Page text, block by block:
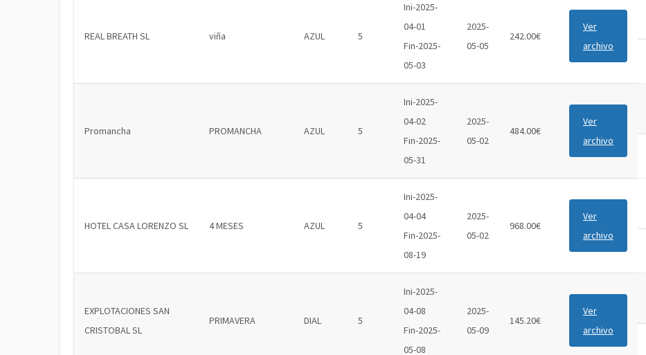
REAL BREATH SL viña AZUL 5
Ini-2025-
04-01
Fin-2025-
05-03
2025-
05-05
242.00€
Ver
archivo
Promancha PROMANCHA AZUL 5
Ini-2025-
04-02
Fin-2025-
05-31
2025-
05-02
484.00€
Ver
archivo
HOTEL CASA LORENZO SL 4 MESES AZUL 5
Ini-2025-
04-04
Fin-2025-
08-19
2025-
05-02
968.00€
Ver
archivo
EXPLOTACIONES SAN
CRISTOBAL SL
PRIMAVERA DIAL 5
Ini-2025-
04-08
Fin-2025-
05-08
2025-
05-09
145.20€
Ver
archivo